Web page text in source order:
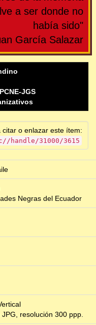
a ser donde no
había sido"
García Salazar
JGS
o enlazar este ítem:
handle/31000/3615
Negras del Ecuador
resolución 300 ppp.